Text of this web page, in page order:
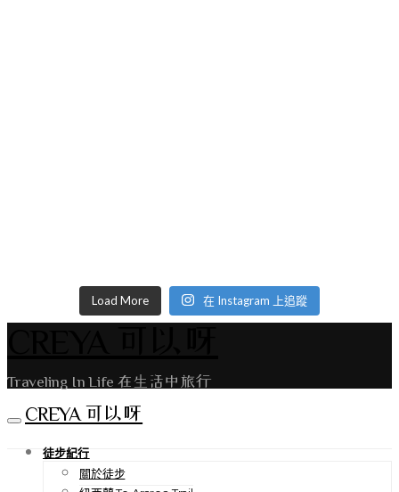
Load More 在 Instagram 上追蹤
Traveling In Life 在生活中旅行
CREYA 可以呀
徒步紀行
關於徒步